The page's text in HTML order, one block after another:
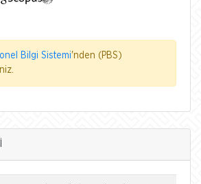
Bilgi Sistemi'nden (PBS)